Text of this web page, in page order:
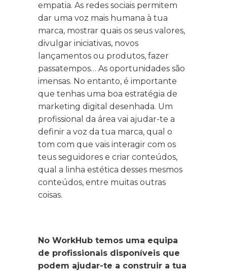
empatia. As redes sociais permitem
dar uma voz mais humana à tua
marca, mostrar quais os seus valores,
divulgar iniciativas, novos
lançamentos ou produtos, fazer
passatempos… As oportunidades são
imensas. No entanto, é importante
que tenhas uma boa estratégia de
marketing digital desenhada. Um
profissional da área vai ajudar-te a
definir a voz da tua marca, qual o
tom com que vais interagir com os
teus seguidores e criar conteúdos,
qual a linha estética desses mesmos
conteúdos, entre muitas outras
coisas.
No WorkHub temos uma equipa
de profissionais disponíveis que
podem ajudar-te a construir a tua